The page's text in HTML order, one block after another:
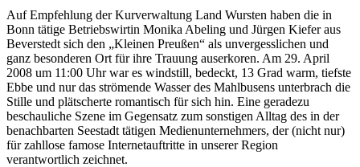
Auf Empfehlung der Kurverwaltung Land Wursten haben die in
Bonn tätige Betriebswirtin Monika Abeling und Jürgen Kiefer aus
Beverstedt sich den „Kleinen Preußen“ als unvergesslichen und
ganz besonderen Ort für ihre Trauung auserkoren. Am 29. April
2008 um 11:00 Uhr war es windstill, bedeckt, 13 Grad warm, tiefste
Ebbe und nur das strömende Wasser des Mahlbusens unterbrach die
Stille und plätscherte romantisch für sich hin. Eine geradezu
beschauliche Szene im Gegensatz zum sonstigen Alltag des in der
benachbarten Seestadt tätigen Medienunternehmers, der (nicht nur)
für zahllose famose Internetauftritte in unserer Region
verantwortlich zeichnet.